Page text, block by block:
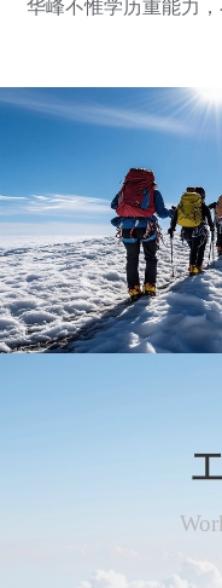
华峰不惟学历重能力，